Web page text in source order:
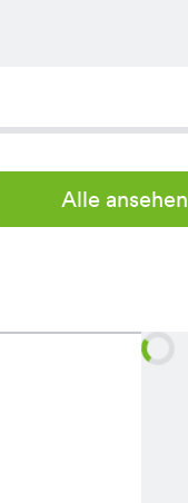
Alle ansehen